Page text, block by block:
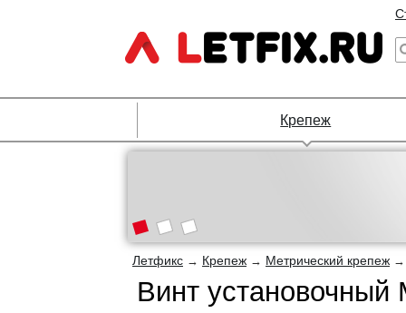
Крепеж
Летфикс → Крепеж → Метрический крепеж
Винт